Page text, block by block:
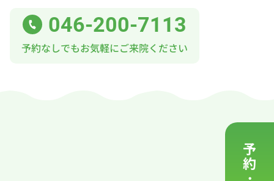
046-200-7113
予約なしでもお気軽にご来院ください
予
約